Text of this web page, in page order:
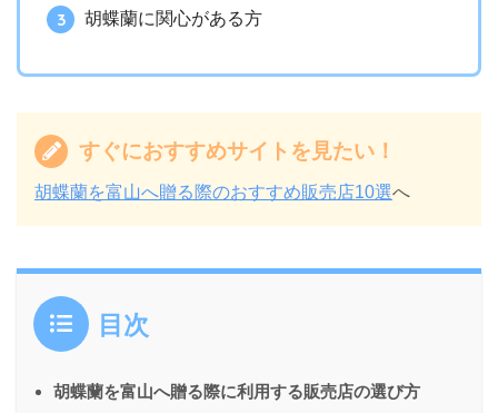
胡蝶蘭に関心がある方
すぐにおすすめサイトを見たい！
胡蝶蘭を富山へ贈る際のおすすめ販売店10選へ
目次
胡蝶蘭を富山へ贈る際に利用する販売店の選び方